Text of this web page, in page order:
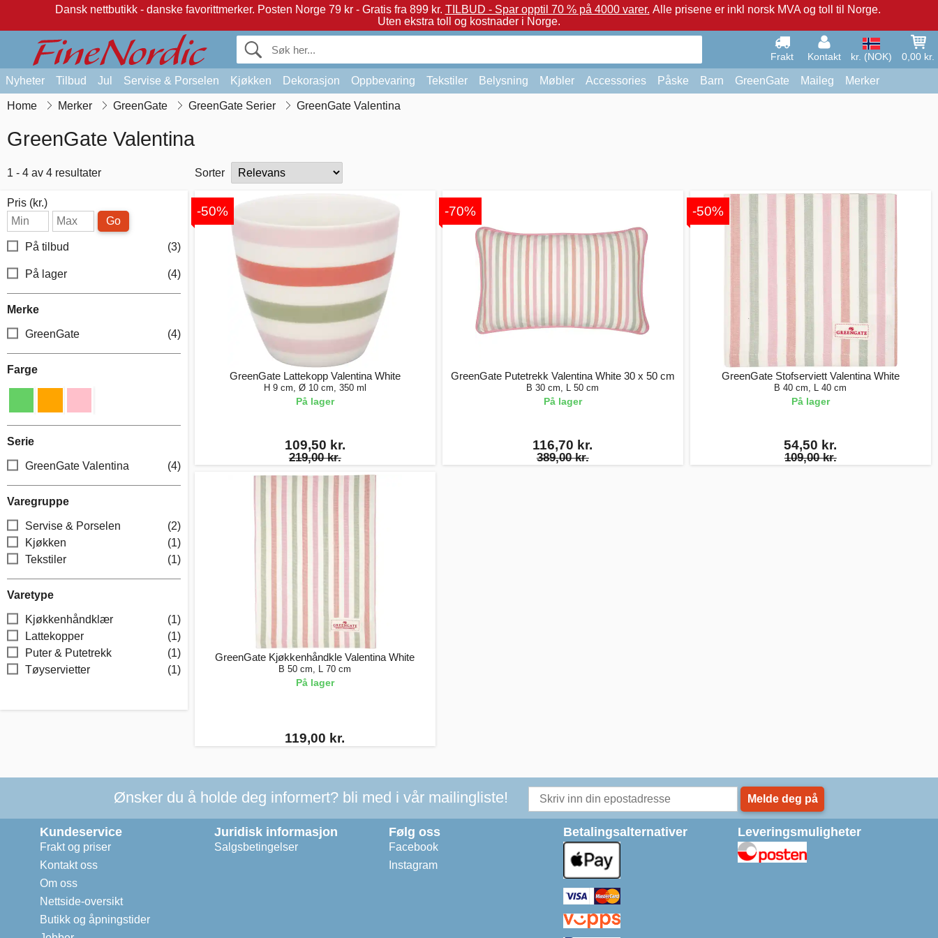
Dansk nettbutikk - danske favorittmerker. Posten Norge 79 kr - Gratis fra 899 kr. TILBUD - Spar opptil 70 % på 4000 varer. Alle prisene er inkl norsk MVA og toll til Norge.
Uten ekstra toll og kostnader i Norge.
Frakt Kontakt kr. (NOK) 0,00 kr.
Nyheter Tilbud Jul Servise & Porselen Kjøkken Dekorasjon Oppbevaring Tekstiler Belysning Møbler Accessories Påske Barn GreenGate Maileg Merker
Home Merker GreenGate GreenGate Serier GreenGate Valentina
GreenGate Valentina
1 - 4 av 4 resultater Sorter
Pris (kr.)
Go
På tilbud (3)
På lager (4)
Merke
GreenGate (4)
Farge
Serie
GreenGate Valentina (4)
Varegruppe
Servise & Porselen
(2)
Kjøkken
(1)
Tekstiler
(1)
Varetype
Kjøkkenhåndklær
(1)
Lattekopper
(1)
Puter & Putetrekk
(1)
Tøyservietter
(1)
-50%
GreenGate Lattekopp Valentina White
H 9 cm, Ø 10 cm, 350 ml
På lager
109,50 kr.
219,00 kr.
-70%
GreenGate Putetrekk Valentina White 30 x 50 cm
B 30 cm, L 50 cm
På lager
116,70 kr.
389,00 kr.
-50%
GreenGate Stofserviett Valentina White
B 40 cm, L 40 cm
På lager
54,50 kr.
109,00 kr.
GreenGate Kjøkkenhåndkle Valentina White
B 50 cm, L 70 cm
På lager
119,00 kr.
Ønsker du å holde deg informert? bli med i vår mailingliste! Melde deg på
Kundeservice
Frakt og priser
Kontakt oss
Om oss
Nettside-oversikt
Butikk og åpningstider
Juridisk informasjon
Salgsbetingelser
Følg oss
Facebook
Instagram
Betalingsalternativer Leveringsmuligheter